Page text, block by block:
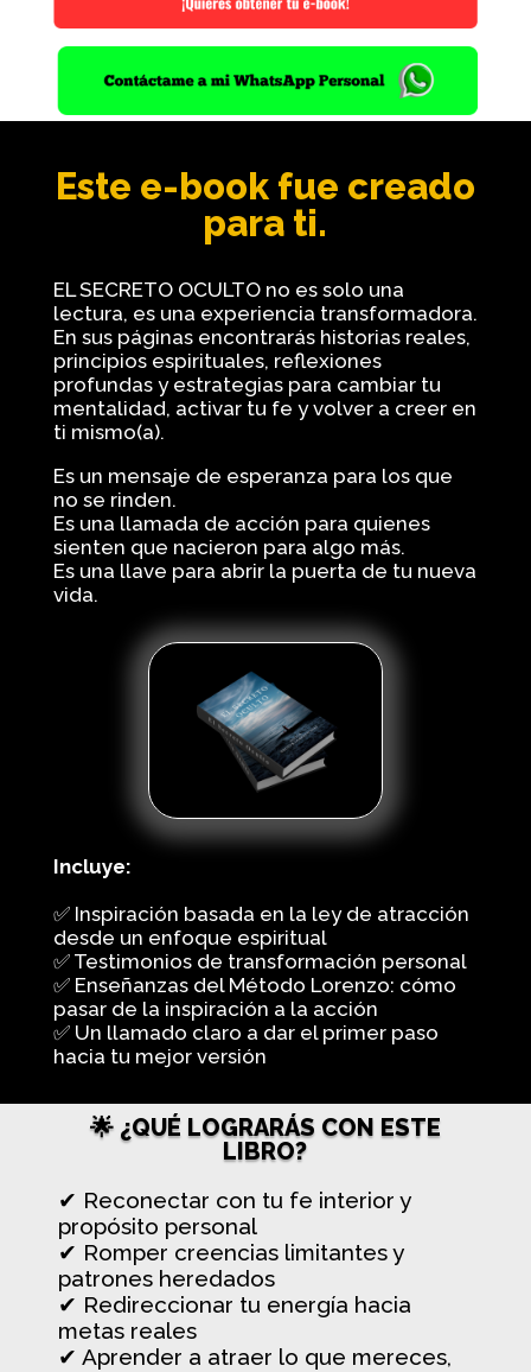
Este e-book fue creado
para ti.
EL SECRETO OCULTO no es solo una
lectura, es una experiencia transformadora.
En sus páginas encontrarás historias reales,
principios espirituales, reflexiones
profundas y estrategias para cambiar tu
mentalidad, activar tu fe y volver a creer en
ti mismo(a).
Es un mensaje de esperanza para los que
no se rinden.
Es una llamada de acción para quienes
sienten que nacieron para algo más.
Es una llave para abrir la puerta de tu nueva
vida.
Incluye:
✅ Inspiración basada en la ley de atracción
desde un enfoque espiritual
✅ Testimonios de transformación personal
✅ Enseñanzas del Método Lorenzo: cómo
pasar de la inspiración a la acción
✅ Un llamado claro a dar el primer paso
hacia tu mejor versión
🌟 ¿QUÉ LOGRARÁS CON ESTE
LIBRO?
✔ Reconectar con tu fe interior y
propósito personal
✔ Romper creencias limitantes y
patrones heredados
✔ Redireccionar tu energía hacia
metas reales
✔ Aprender a atraer lo que mereces,